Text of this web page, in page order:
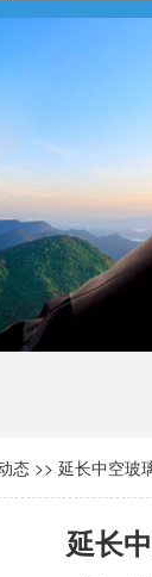
态 >> 延长中空玻
延长